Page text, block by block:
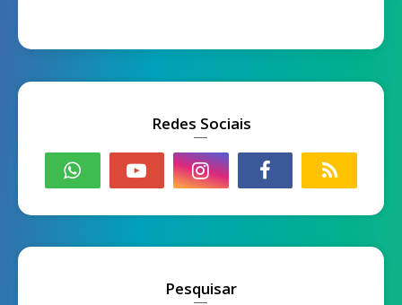
Redes Sociais
Pesquisar